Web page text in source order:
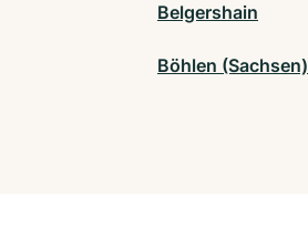
Belgershain
Böhlen (Sachsen)